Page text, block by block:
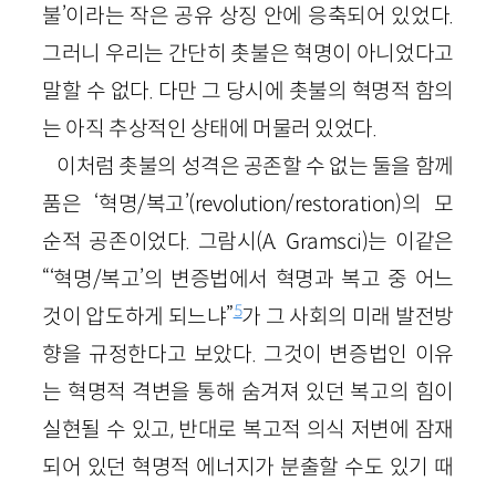
불’이라는 작은 공유 상징 안에 응축되어 있었다.
그러니 우리는 간단히 촛불은 혁명이 아니었다고
말할 수 없다. 다만 그 당시에 촛불의 혁명적 함의
는 아직 추상적인 상태에 머물러 있었다.
이처럼 촛불의 성격은 공존할 수 없는 둘을 함께
품은 ‘혁명/복고’(revolution/restoration)의 모
순적 공존이었다. 그람시(A. Gramsci)는 이같은
“‘혁명/복고’의 변증법에서 혁명과 복고 중 어느
것이 압도하게 되느냐”5가 그 사회의 미래 발전방
향을 규정한다고 보았다. 그것이 변증법인 이유
는 혁명적 격변을 통해 숨겨져 있던 복고의 힘이
실현될 수 있고, 반대로 복고적 의식 저변에 잠재
되어 있던 혁명적 에너지가 분출할 수도 있기 때